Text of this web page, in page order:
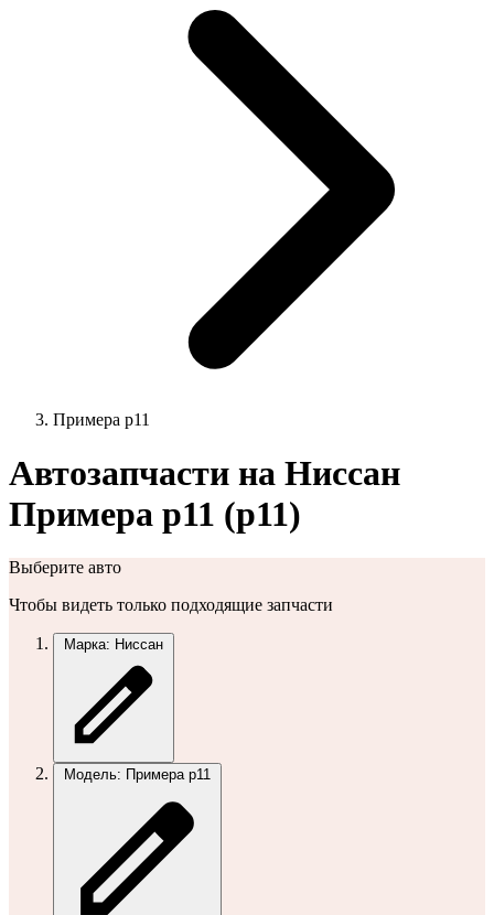
Примера р11
Автозапчасти на Ниссан
Примера р11 (p11)
Выберите авто
Чтобы видеть только подходящие запчасти
Марка: Ниссан
Модель: Примера р11